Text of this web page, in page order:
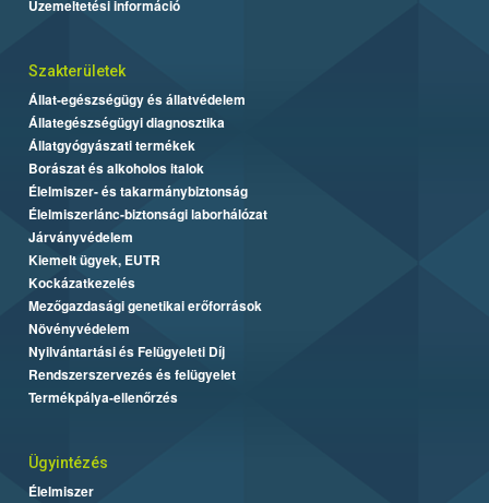
Üzemeltetési információ
Szakterületek
Állat-egészségügy és állatvédelem
Állategészségügyi diagnosztika
Állatgyógyászati termékek
Borászat és alkoholos italok
Élelmiszer- és takarmánybiztonság
Élelmiszerlánc-biztonsági laborhálózat
Járványvédelem
Kiemelt ügyek, EUTR
Kockázatkezelés
Mezőgazdasági genetikai erőforrások
Növényvédelem
Nyilvántartási és Felügyeleti Díj
Rendszerszervezés és felügyelet
Termékpálya-ellenőrzés
Ügyintézés
Élelmiszer